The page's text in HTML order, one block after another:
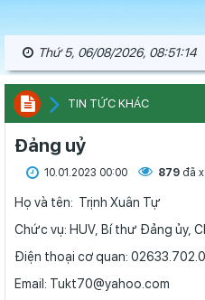
Thứ 5, 06/08/2026, 08:51:14
TIN TỨC KHÁC
Đảng uỷ
10.01.2023 00:00 879 đã
Họ và tên: Trịnh Xuân Tự
Chức vụ: HUV, Bí thư Đảng ủy,
Điện thoại cơ quan:
Email: Tukt70@yahoo.com